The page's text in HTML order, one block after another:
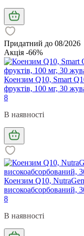
Придатний до 08/2026
Акція -66%
Коензим Q10, Smart
фруктів, 100 мг, 30
8
В наявності
Коензим Q10,
високоабсорбований,
8
В наявності